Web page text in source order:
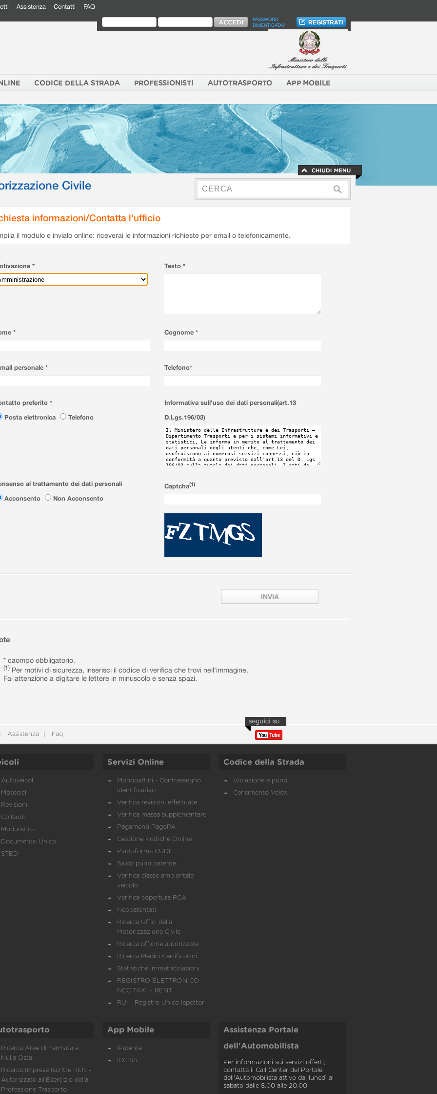
Assistenza Contatti FAQ
PASSWORD
DIMENTICATA?
CODICE DELLA STRADA PROFESSIONISTI AUTOTRASPORTO APP MOBILE
Civile
informazioni/Contatta l'ufficio
il modulo e invialo online: riceverai le informazioni richieste per email o telefonicamente.
* Testo *
* Cognome *
personale * Telefono*
preferito *
Posta elettronica
Telefono
Informativa sull'uso dei dati personali(art.13
D.Lgs.196/03)
al trattamento dei dati personali
Acconsento
Non Acconsento
Captcha(1)
* caompo obbligatorio.
(1) Per motivi di sicurezza, inserisci il codice di verifica che trovi nell'immagine.
Fai attenzione a digitare le lettere in minuscolo e senza spazi.
Assistenza Faq
Autoveicoli
Motocicli
Revisioni
Collaudi
Modulistica
Documento Unico
STED
Servizi Online
Monopattini - Contrassegno
identificativo
Verifica revisioni effettuate
Verifica massa supplementare
Pagamenti PagoPA
Gestione Pratiche Online
Piattaforma CUDE
Saldo punti patente
Verifica classe ambientale
veicolo
Verifica copertura RCA
Neopatentati
Ricerca Uffici della
Motorizzazione Civile
Ricerca officine autorizzate
Ricerca Medici Certificatori
Statistiche immatricolazioni
REGISTRO ELETTRONICO
NCC TAXI – RENT
RUI - Registro Unico Ispettori
Codice della Strada
Violazione e punti
Censimento Velox
Ricerca Aree di Fermata e
Nulla Osta
Ricerca Imprese Iscritte REN -
Autorizzate all'Esercizio della
Professione Trasporto
App Mobile
iPatente
iCCISS
Assistenza Portale
dell'Automobilista
Per informazioni sui servizi offerti,
contatta il Call Center del Portale
dell'Automobilista attivo dal lunedì al
sabato dalle 8.00 alle 20.00